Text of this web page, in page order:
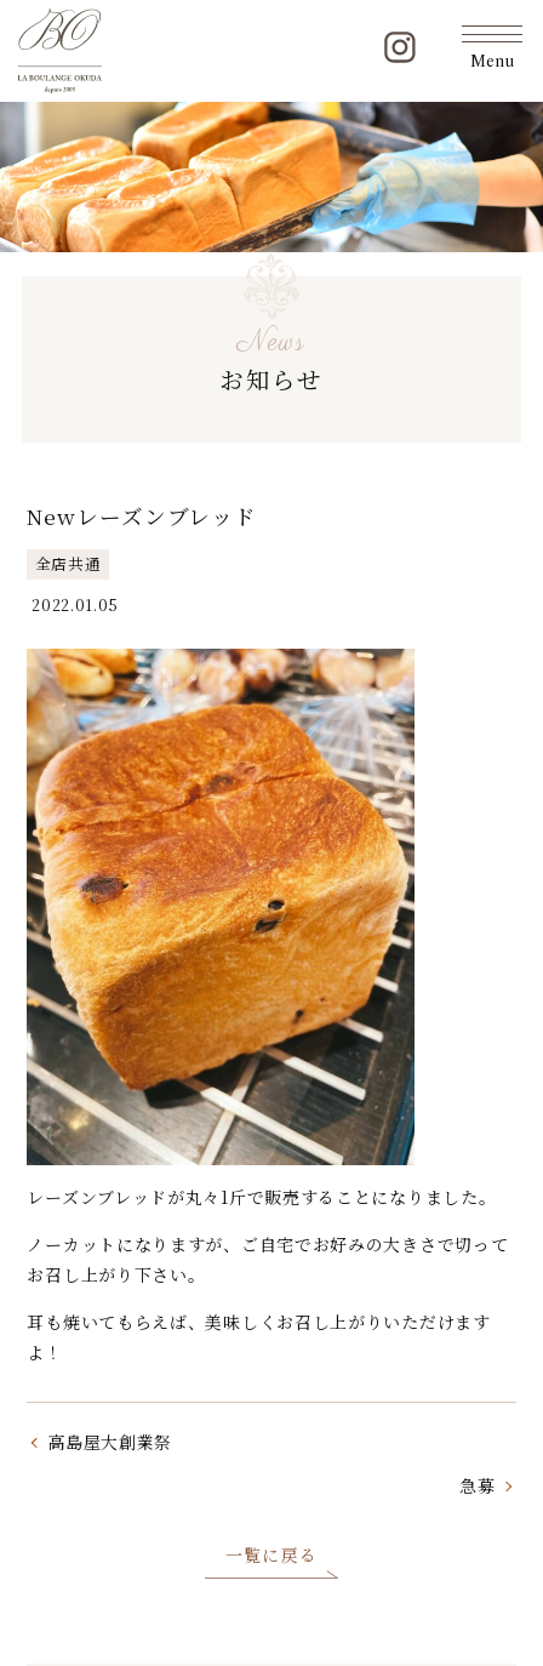
Menu
News
お知らせ
Newレーズンブレッド
全店共通
2022.01.05
レーズンブレッドが丸々1斤で販売することになりました。
ノーカットになりますが、ご自宅でお好みの大きさで切って
お召し上がり下さい。
耳も焼いてもらえば、美味しくお召し上がりいただけます
よ！
高島屋大創業祭
急募
一覧に戻る